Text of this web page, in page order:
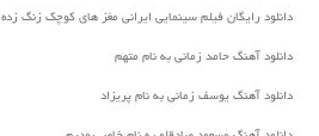
دانلود رایگان فیلم سینمایی ایرانی مغز های کوچک زنگ زده
دانلود آهنگ حامد زمانی به نام متهم
دانلود آهنگ یوسف زمانی به نام پریزاد